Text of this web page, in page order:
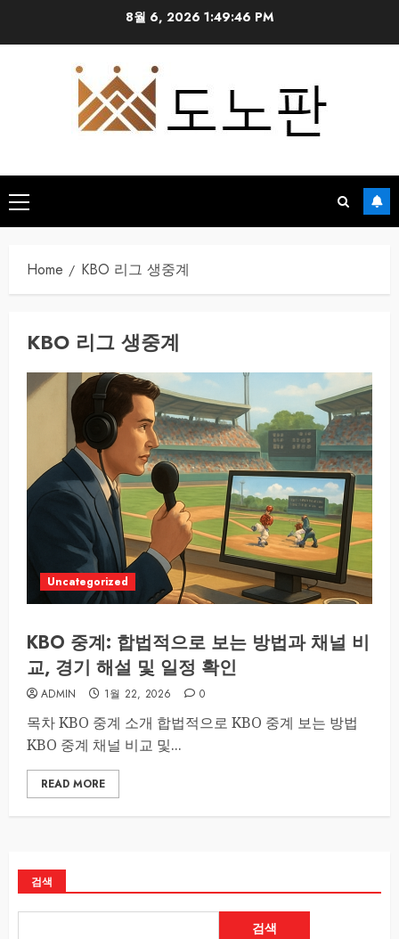
8월 6, 20261:49:47 PM
Primary
Menu
Home KBO 리그 생중계
KBO 리그 생중계
Uncategorized
KBO 중계: 합법적으로 보는 방법과 채널 비
교, 경기 해설 및 일정 확인
ADMIN 1월 22, 2026 0
목차 KBO 중계 소개 합법적으로 KBO 중계 보는 방법
KBO 중계 채널 비교 및...
READ MORE
검색
검색